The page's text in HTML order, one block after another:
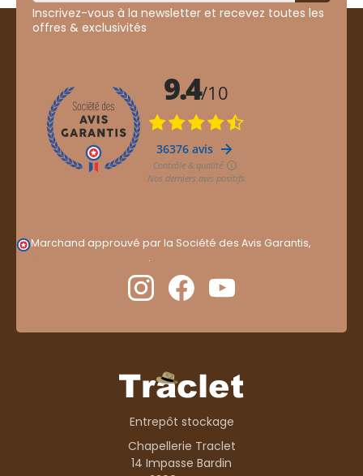
Inscrivez-vous à la newsletter et recevez toutes les
offres & exclusivités
Marchand approuvé par la Société des Avis Garantis,
.
Entrepôt stockage
Chapellerie Traclet
14 Impasse Bardin